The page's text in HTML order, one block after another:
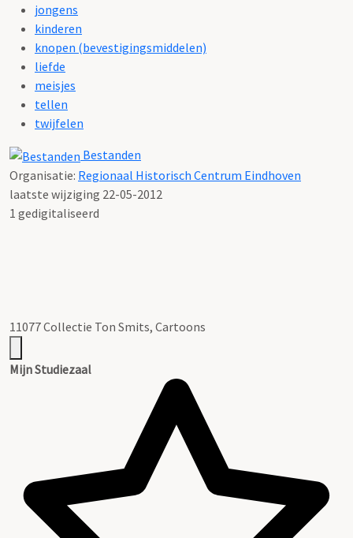
jongens
kinderen
knopen (bevestigingsmiddelen)
liefde
meisjes
tellen
twijfelen
Bestanden
Organisatie: Regionaal Historisch Centrum Eindhoven
laatste wijziging 22-05-2012
1 gedigitaliseerd
11077 Collectie Ton Smits, Cartoons
Mijn Studiezaal